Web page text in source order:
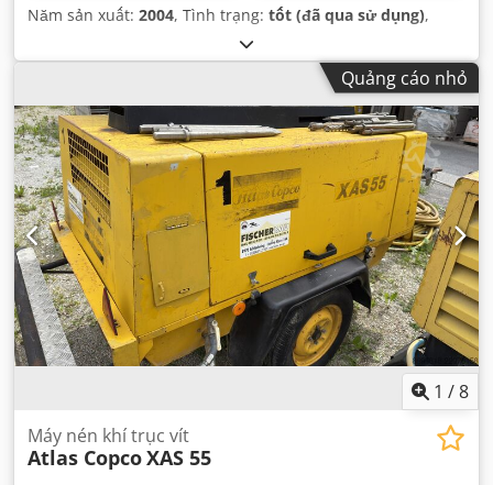
Năm sản xuất: 2004, Tình trạng: tốt (đã qua sử dụng),
Quảng cáo nhỏ
1 /8
Máy nén khí trục vít
Atlas CopcoXAS 55